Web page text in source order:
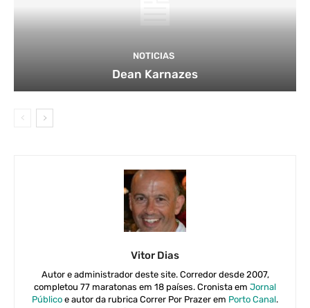
NOTICIAS
Dean Karnazes
Vitor Dias
Autor e administrador deste site. Corredor desde 2007,
completou 77 maratonas em 18 países. Cronista em Jornal
Público e autor da rubrica Correr Por Prazer em Porto Canal.